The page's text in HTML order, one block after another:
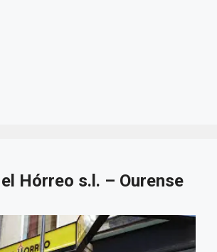
Hórreo s.l. – Ourense